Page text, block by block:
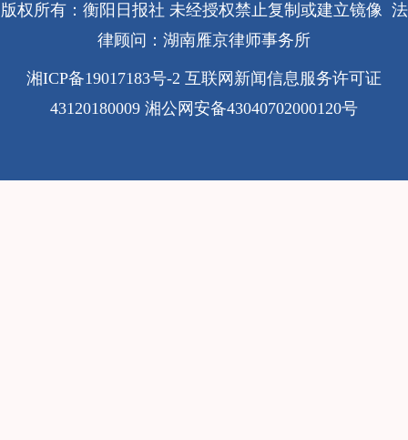
版权所有：衡阳日报社 未经授权禁止复制或建立镜像 法
律顾问：湖南雁京律师事务所
湘ICP备19017183号-2 互联网新闻信息服务许可证
43120180009 湘公网安备43040702000120号